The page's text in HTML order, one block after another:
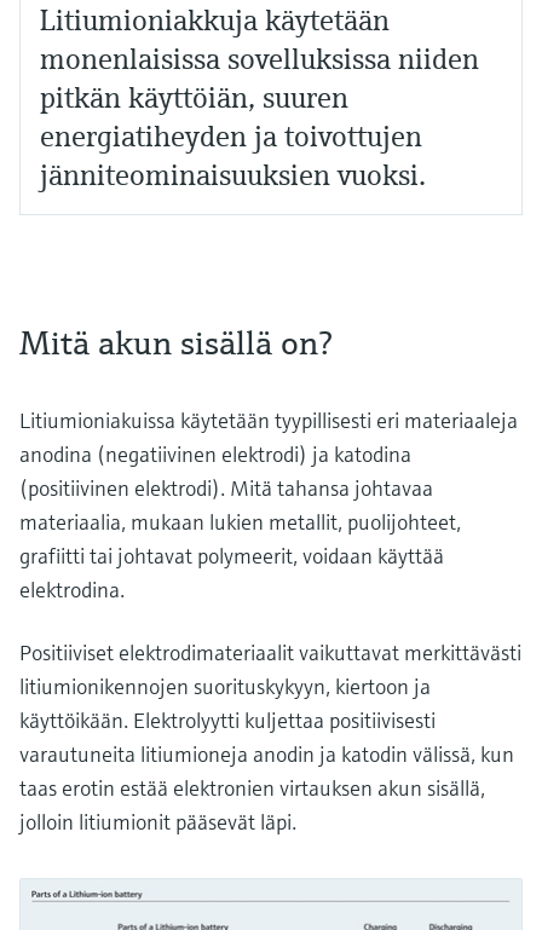
Litiumioniakkuja käytetään
monenlaisissa sovelluksissa niiden
pitkän käyttöiän, suuren
energiatiheyden ja toivottujen
jänniteominaisuuksien vuoksi.
Mitä akun sisällä on?
Litiumioniakuissa käytetään tyypillisesti eri materiaaleja
anodina (negatiivinen elektrodi) ja katodina
(positiivinen elektrodi). Mitä tahansa johtavaa
materiaalia, mukaan lukien metallit, puolijohteet,
grafiitti tai johtavat polymeerit, voidaan käyttää
elektrodina.
Positiiviset elektrodimateriaalit vaikuttavat merkittävästi
litiumionikennojen suorituskykyyn, kiertoon ja
käyttöikään. Elektrolyytti kuljettaa positiivisesti
varautuneita litiumioneja anodin ja katodin välissä, kun
taas erotin estää elektronien virtauksen akun sisällä,
jolloin litiumionit pääsevät läpi.